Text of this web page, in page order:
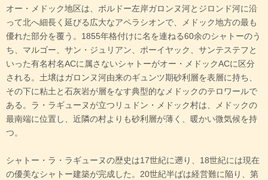
オー・メドック地区は、ボルドー左岸ガロンヌ河とジロンド河に沿
って北へ細長く延びる広大なアペラシオンで、メドック地方の最も
優れた部分を覆う。1855年格付けに名を連ねる60余のシャトーのう
ち、マルゴー、サン・ジュリアン、ポーイヤック、サンテステフと
いった有名村名ACに属さないシャトーがオー・メドックACに区分
される。土壌はガロンヌ河由来のギュンツ期砂利層を表層に持ち、
その下に粘土と石灰岩が層をなす典型的なメドックのテロワールで
ある。ラ・ラギューヌが立つリュドン・メドック村は、メドックの
最南端に位置し、近隣の村よりも砂利層が薄く、暖かい微気候を持
つ。
シャトー・ラ・ラギューヌの歴史は17世紀に遡り、18世紀には現在
の優美なシャトー建築が完成した。20世紀半ばは経営難に陥り、第